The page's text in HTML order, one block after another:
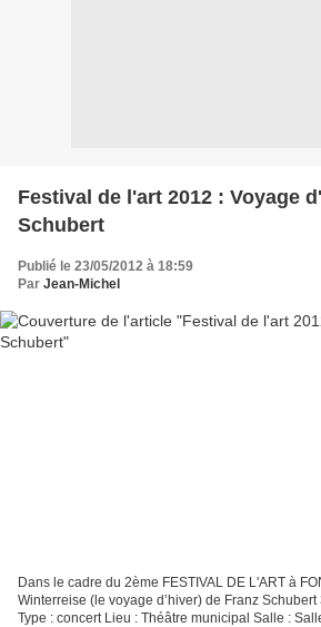
Festival de l'art 2012 : Voyage
Schubert
Publié le 23/05/2012 à 18:59
Par Jean-Michel
Dans le cadre du 2ème FESTIVAL DE L'ART à
Winterreise (le voyage d’hiver) de Franz
Type : concert Lieu : Théâtre municipal Salle :